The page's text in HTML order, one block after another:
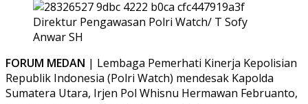
Direktur Pengawasan Polri Watch/ T Sofy
Anwar SH
FORUM MEDAN | Lembaga Pemerhati Kinerja Kepolisian
Republik Indonesia (Polri Watch) mendesak Kapolda
Sumatera Utara, Irjen Pol Whisnu Hermawan Februanto,